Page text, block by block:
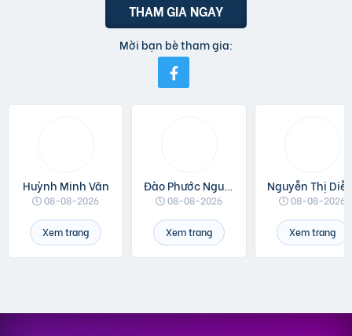
THAM GIA NGAY
Mời bạn bè tham gia:
Huỳnh Minh Văn
08-08-2026
Xem trang
Đào Phước Nguyên
08-08-2026
Xem trang
08-08-2026
Xem trang